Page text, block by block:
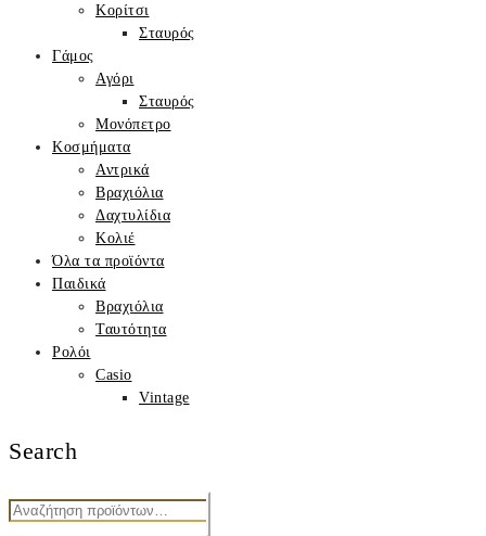
Κορίτσι
Σταυρός
Γάμος
Αγόρι
Σταυρός
Μονόπετρο
Κοσμήματα
Αντρικά
Βραχιόλια
Δαχτυλίδια
Κολιέ
Όλα τα προϊόντα
Παιδικά
Βραχιόλια
Ταυτότητα
Ρολόι
Casio
Vintage
Search
Αναζήτηση
για: